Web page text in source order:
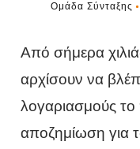
Ομάδα Σύνταξης
Από σήμερα
αρχίσουν να
λογαριασμούς
αποζημίωση για